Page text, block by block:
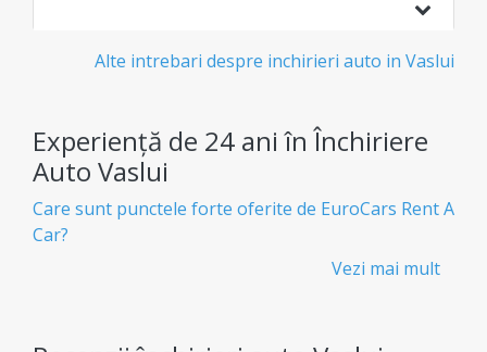
Alte intrebari despre inchirieri auto in Vaslui
Experiență de 24 ani în Închiriere
Auto Vaslui
Care sunt punctele forte oferite de EuroCars Rent A
Car?
Închirieri auto ieftine și transparente - Fără
Vezi mai mult